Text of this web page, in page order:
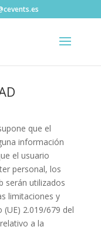
que el
información
el usuario
personal, los
serán utilizados
limitaciones y
2.019/679 del
a la